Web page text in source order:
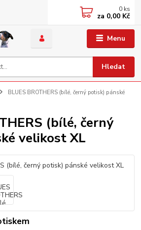
Menu
Hledat
0 ks
za 0,00 Kč
BLUES BROTHERS (bílé, černý potisk) pánské
(bílé, černý
velikost XL